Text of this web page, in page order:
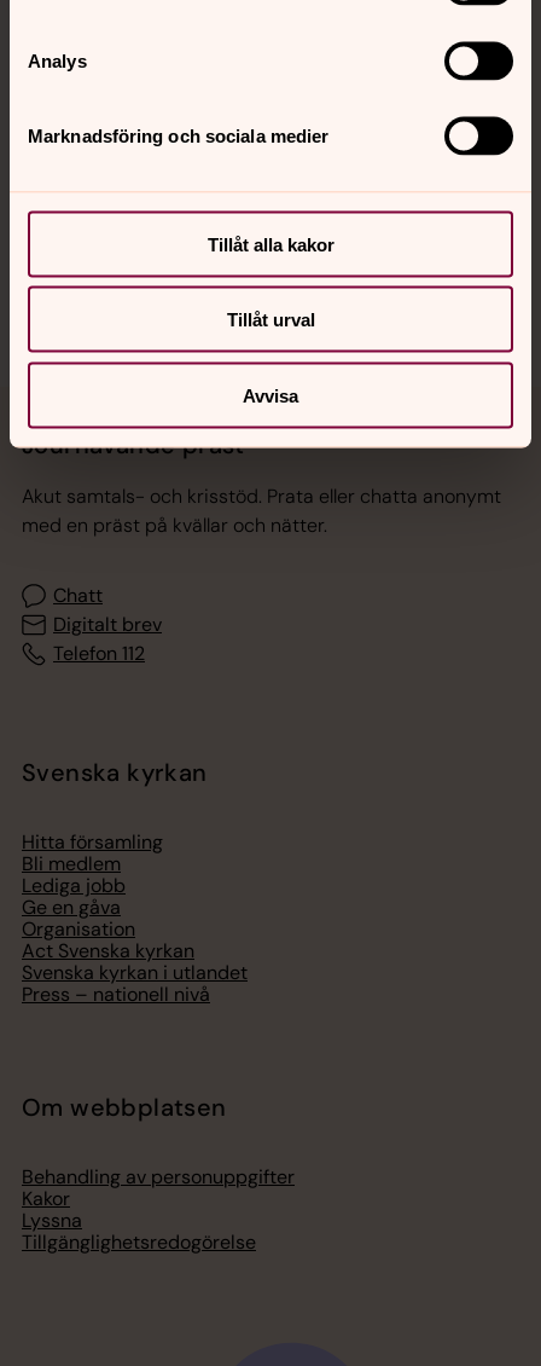
Analys
Marknadsföring och sociala medier
Tillåt alla kakor
Tillåt urval
Avvisa
Kalender
Jourhavande präst
Akut samtals- och krisstöd. Prata eller chatta anonymt
med en präst på kvällar och nätter.
Chatt
Digitalt brev
Telefon 112
Svenska kyrkan
Hitta församling
Bli medlem
Lediga jobb
Ge en gåva
Organisation
Act Svenska kyrkan
Svenska kyrkan i utlandet
Press – nationell nivå
Om webbplatsen
Behandling av personuppgifter
Kakor
Lyssna
Tillgänglighetsredogörelse